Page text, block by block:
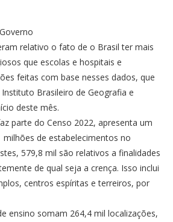
relativo o fato de o Brasil ter mais
que escolas e hospitais e
feitas com base nesses dados, que
Brasileiro de Geografia e
deste mês.
parte do Censo 2022, apresenta um
de estabelecimentos no
579,8 mil são relativos a finalidades
de qual seja a crença. Isso inclui
centros espíritas e terreiros, por
ensino somam 264,4 mil localizações,